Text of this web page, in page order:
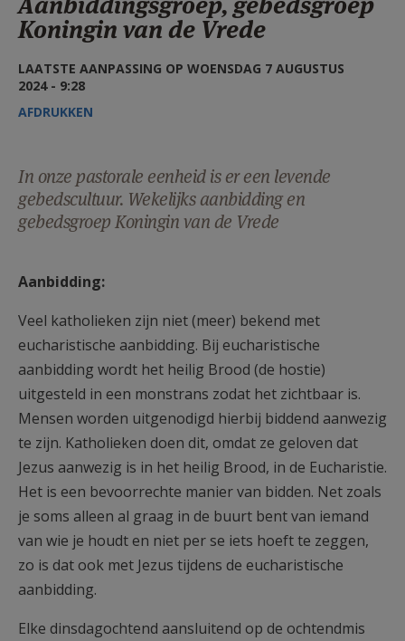
AANMELDEN OF REGISTREREN
Koningin van de Vrede
LAATSTE AANPASSING OP WOENSDAG 7 AUGUSTUS
2024 - 9:28
AFDRUKKEN
In onze pastorale eenheid is er een levende
gebedscultuur. Wekelijks aanbidding en
gebedsgroep Koningin van de Vrede
Aanbidding:
Veel katholieken zijn niet (meer) bekend met
eucharistische aanbidding. Bij eucharistische
aanbidding wordt het heilig Brood (de hostie)
uitgesteld in een monstrans zodat het zichtbaar is.
Mensen worden uitgenodigd hierbij biddend aanwezig
te zijn. Katholieken doen dit, omdat ze geloven dat
Jezus aanwezig is in het heilig Brood, in de Eucharistie.
Het is een bevoorrechte manier van bidden. Net zoals
je soms alleen al graag in de buurt bent van iemand
van wie je houdt en niet per se iets hoeft te zeggen,
zo is dat ook met Jezus tijdens de eucharistische
aanbidding.
Elke dinsdagochtend aansluitend op de ochtendmis